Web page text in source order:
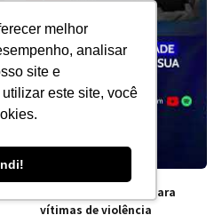
melhor
analisar
site e
este site, você
A cobertura inédita para
vítimas de violência